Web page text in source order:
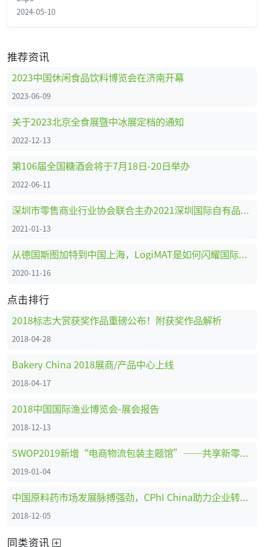
2024-05-10
推荐资讯
2023中国休闲食品饮料博览会在济南开幕
2023-06-09
关于2023北京全食展暨中冰展定档的通知
2022-12-13
第106届全国糖酒会将于7月18日-20日举办
2022-06-11
深圳市零售商业行业协会联合主办2021深圳国际自有品牌展
2021-01-13
从德国斯图加特到中国上海，LogiMAT是如何闪耀国际舞台的
2020-11-16
点击排行
2018标志大赏获奖作品重磅公布！附获奖作品解析
2018-04-28
Bakery China 2018展商/产品中心上线
2018-04-17
2018中国国际渔业博览会-展会报告
2018-12-13
SWOP2019新增“电商物流包装主题馆”——共享新零售时代商机
2019-01-04
中国原料药市场发展脉搏强劲，CPhI China助力企业转型创新、全面升级 ！
2018-12-05
同类资讯